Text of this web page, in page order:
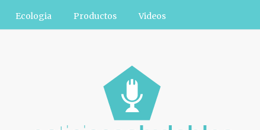
Ecologia Productos Videos